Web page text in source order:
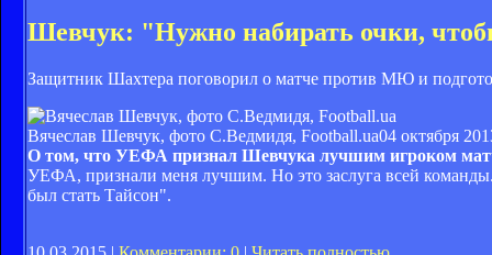
Шевчук: "Нужно набирать очки,
Защитник Шахтера поговорил о матче против МЮ и
Вячеслав Шевчук, фото С.Ведмидя, Football.ua04 октября
О том, что УЕФА признал Шевчука лучшим игроком
УЕФА, признали меня лучшим. Но это заслуга всей
был стать Тайсон".